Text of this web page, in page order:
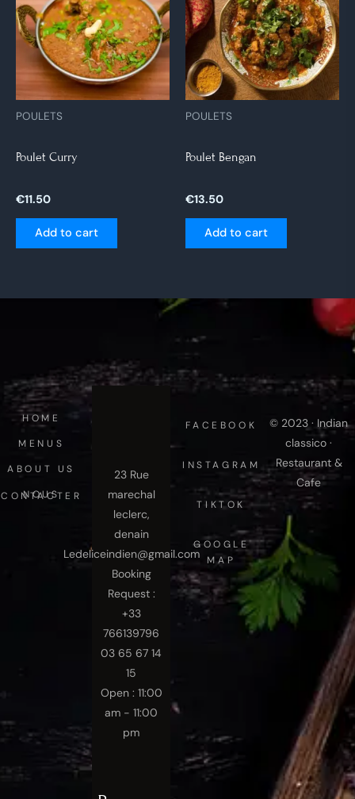
POULETS
Poulet Curry
€11.50
Add to cart
POULETS
Poulet Bengan
€13.50
Add to cart
HOME
MENUS
ABOUT US
NOUS CONTACTER
23 Rue
marechal
leclerc,
denain
Ledeliceindien@gmail.com
Booking
Request :
+33
766139796
03 65 67 14
15
Open : 11:00
am - 11:00
pm
FACEBOOK
INSTAGRAM
TIKTOK
GOOGLE
MAP
© 2023 · Indian
classico ·
Restaurant &
Cafe